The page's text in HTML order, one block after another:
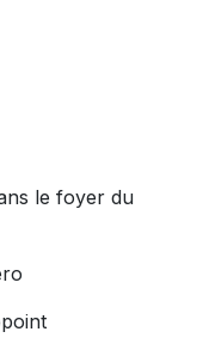
le foyer du